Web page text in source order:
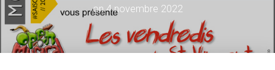
on4 novembre 2022